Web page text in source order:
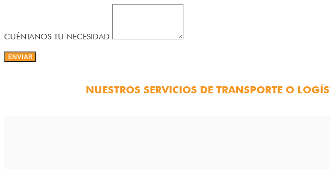
CUÉNTANOS TU NECESIDAD
ENVIAR
NUESTROS SERVICIOS DE TRANSPORTE O